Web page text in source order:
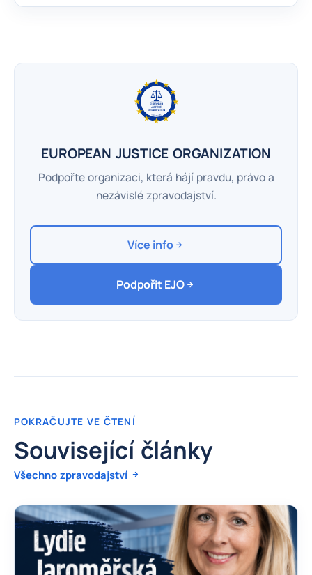
EUROPEAN JUSTICE ORGANIZATION
Podpořte organizaci, která hájí pravdu, právo a
nezávislé zpravodajství.
Více info
Podpořit EJO
POKRAČUJTE VE ČTENÍ
Související články
Všechno zpravodajství